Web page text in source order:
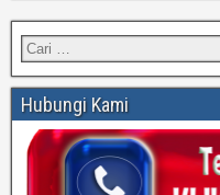
Hubungi Kami